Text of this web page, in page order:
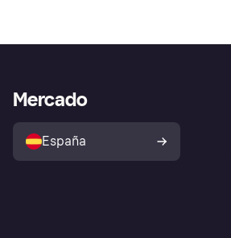
Mercado
España